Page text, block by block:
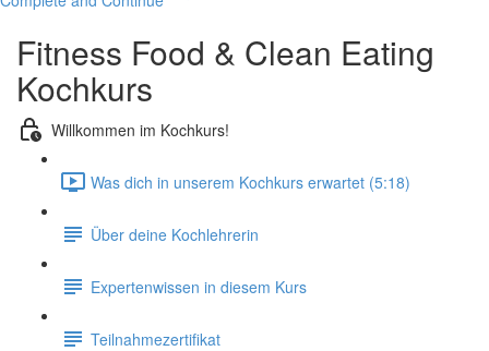
Fitness Food & Clean Eating
Kochkurs
Willkommen im Kochkurs!
Was dich in unserem Kochkurs erwartet (5:18)
Über deine Kochlehrerin
Expertenwissen in diesem Kurs
Teilnahmezertifikat